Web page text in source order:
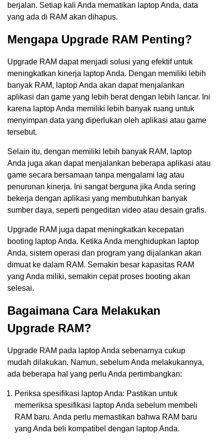
berjalan. Setiap kali Anda mematikan laptop Anda, data
yang ada di RAM akan dihapus.
Mengapa Upgrade RAM Penting?
Upgrade RAM dapat menjadi solusi yang efektif untuk
meningkatkan kinerja laptop Anda. Dengan memiliki lebih
banyak RAM, laptop Anda akan dapat menjalankan
aplikasi dan game yang lebih berat dengan lebih lancar. Ini
karena laptop Anda memiliki lebih banyak ruang untuk
menyimpan data yang diperlukan oleh aplikasi atau game
tersebut.
Selain itu, dengan memiliki lebih banyak RAM, laptop
Anda juga akan dapat menjalankan beberapa aplikasi atau
game secara bersamaan tanpa mengalami lag atau
penurunan kinerja. Ini sangat berguna jika Anda sering
bekerja dengan aplikasi yang membutuhkan banyak
sumber daya, seperti pengeditan video atau desain grafis.
Upgrade RAM juga dapat meningkatkan kecepatan
booting laptop Anda. Ketika Anda menghidupkan laptop
Anda, sistem operasi dan program yang dijalankan akan
dimuat ke dalam RAM. Semakin besar kapasitas RAM
yang Anda miliki, semakin cepat proses booting akan
selesai.
Bagaimana Cara Melakukan
Upgrade RAM?
Upgrade RAM pada laptop Anda sebenarnya cukup
mudah dilakukan. Namun, sebelum Anda melakukannya,
ada beberapa hal yang perlu Anda pertimbangkan:
Periksa spesifikasi laptop Anda: Pastikan untuk
memeriksa spesifikasi laptop Anda sebelum membeli
RAM baru. Anda perlu memastikan bahwa RAM baru
yang Anda beli kompatibel dengan laptop Anda.